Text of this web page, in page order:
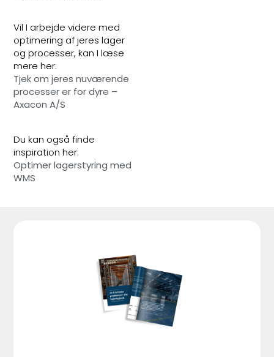
Vil I arbejde videre med
optimering af jeres lager
og processer, kan I læse
mere her:
Tjek om jeres nuværende
processer er for dyre –
Axacon A/S
Du kan også finde
inspiration her:
Optimer lagerstyring med
WMS